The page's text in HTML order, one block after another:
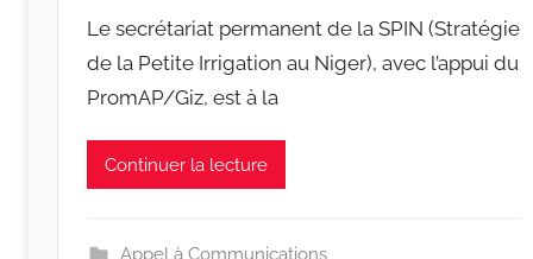
r
s
Le secrétariat permanent de la SPIN (Stratégie
de la Petite Irrigation au Niger), avec l’appui du
PromAP/Giz, est à la
Continuer la lecture
Appel à Communications